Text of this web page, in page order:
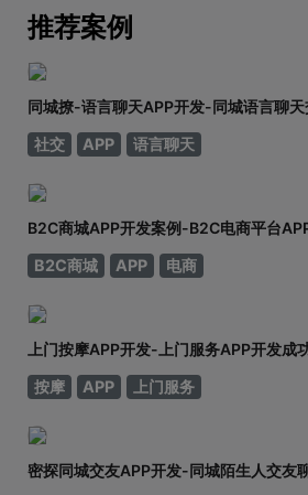
推荐案例
同城撩-语言聊天APP开发-同城语言聊
社交
APP 语言聊天
B2C商城APP开发案例-B2C电商平台
B2C商城
APP 电商
上门按摩APP开发-上门服务APP开发成
按摩
APP 上门服务
密探同城交友APP开发-同城陌生人交友